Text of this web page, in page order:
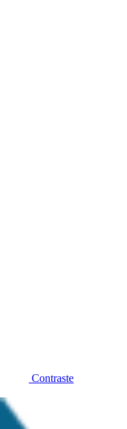
Contraste